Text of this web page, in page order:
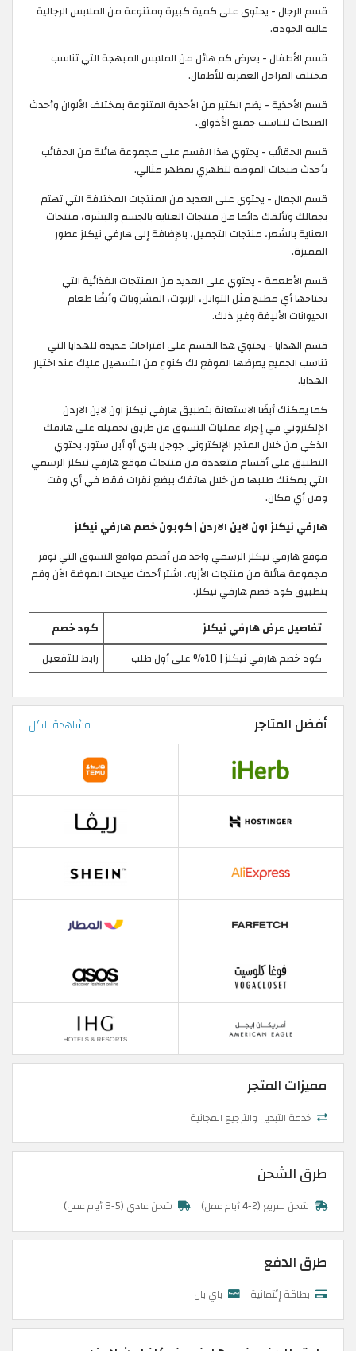
قسم الرجال - يحتوي على كمية كبيرة ومتنوعة من الملابس الرجالية
عالية الجودة.
قسم الأطفال - يعرض كم هائل من الملابس المبهجة التي تناسب
مختلف المراحل العمرية للأطفال.
قسم الأحذية - يضم الكثير من الأحذية المتنوعة بمختلف الألوان وأحدث
الصيحات لتناسب جميع الأذواق.
قسم الحقائب - يحتوي هذا القسم على مجموعة هائلة من الحقائب
بأحدث صيحات الموضة لتظهري بمظهر مثالي.
قسم الجمال - يحتوي على العديد من المنتجات المختلفة التي تهتم
بجمالك وتألقك دائما من منتجات العناية بالجسم والبشرة، منتجات
العناية بالشعر، منتجات التجميل، بالإضافة إلى هارفي نيكلز عطور
المميزة.
قسم الأطعمة - يحتوي على العديد من المنتجات الغذائية التي
يحتاجها أي مطبخ مثل التوابل، الزيوت، المشروبات وأيضًا طعام
الحيوانات الأليفة وغير ذلك.
قسم الهدايا - يحتوي هذا القسم على اقتراحات عديدة للهدايا التي
تناسب الجميع يعرضها الموقع لك كنوع من التسهيل عليك عند اختيار
الهدايا.
كما يمكنك أيضًا الاستعانة بتطبيق هارفي نيكلز اون لاين الاردن
الإلكتروني في إجراء عمليات التسوق عن طريق تحميله على هاتفك
الذكي من خلال المتجر الإلكتروني جوجل بلاي أو أبل ستور. يحتوي
التطبيق على أقسام متعددة من منتجات موقع هارفي نيكلز الرسمي
التي يمكنك طلبها من خلال هاتفك ببضع نقرات فقط في أي وقت
ومن أي مكان.
هارفي نيكلز اون لاين الاردن | كوبون خصم هارفي نيكلز
موقع هارفي نيكلز الرسمي واحد من أضخم مواقع التسوق التي توفر
مجموعة هائلة من منتجات الأزياء. اشتر أحدث صيحات الموضة الآن وقم
بتطبيق كود خصم هارفي نيكلز.
تفاصيل عرض هارفي نيكلز
كود خصم
كود خصم هارفي نيكلز | 10% على أول طلب
رابط للتفعيل
أفضل المتاجر مشاهدة الكل
مميزات المتجر
خدمة التبديل والترجيع المجانية
طرق الشحن
شحن سريع (2-4 أيام عمل) شحن عادي (5-9 أيام عمل)
طرق الدفع
بطاقة إئتمانية باي بال